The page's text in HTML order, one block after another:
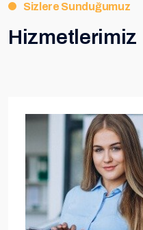
Sizlere Sunduğumuz
Hizmetlerimiz